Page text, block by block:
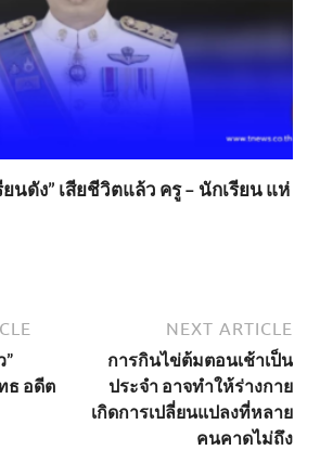
ยนดัง” เสียชีวิตแล้ว ครู – นักเรียน แห่
”
ธ อดีต
NEXT ARTICLE
การกินไข่ต้มตอนเช้าเป็น
ประจำ อาจทำให้ร่างกาย
เกิดการเปลี่ยนแปลงที่หลาย
คนคาดไม่ถึง